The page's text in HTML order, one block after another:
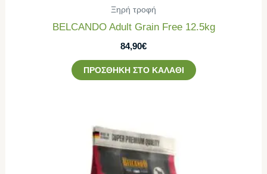
Ξηρή τροφή
BELCANDO Adult Grain Free 12.5kg
84,90€
ΠΡΟΣΘΉΚΗ ΣΤΟ ΚΑΛΆΘΙ